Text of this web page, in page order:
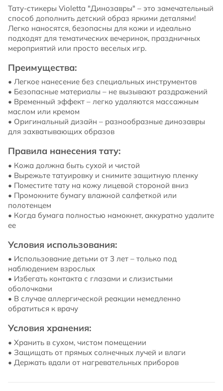
Тату-стикеры Violetta "Динозавры" – это замечательный
способ дополнить детский образ яркими деталями!
Легко наносятся, безопасны для кожи и идеально
подходят для тематических вечеринок, праздничных
мероприятий или просто веселых игр.
Преимущества:
• Легкое нанесение без специальных инструментов
• Безопасные материалы – не вызывают раздражений
• Временный эффект – легко удаляются массажным
маслом или кремом
• Оригинальный дизайн – разнообразные динозавры
для захватывающих образов
Правила нанесения тату:
• Кожа должна быть сухой и чистой
• Вырежьте татуировку и снимите защитную пленку
• Поместите тату на кожу лицевой стороной вниз
• Промокните бумагу влажной салфеткой или
полотенцем
• Когда бумага полностью намокнет, аккуратно удалите
ее
Условия использования:
• Использование детьми от 3 лет – только под
наблюдением взрослых
• Избегать контакта с глазами и слизистыми
оболочками
• В случае аллергической реакции немедленно
обратиться к врачу
Условия хранения:
• Хранить в сухом, чистом помещении
• Защищать от прямых солнечных лучей и влаги
• Держать вдали от нагревательных приборов